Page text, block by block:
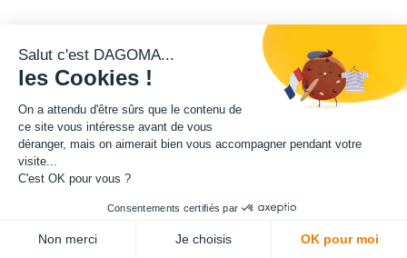
Salut c'est DAGOMA...
les Cookies !
On a attendu d'être sûrs que le contenu de
ce site vous intéresse avant de vous
déranger, mais on aimerait bien vous accompagner pendant votre
visite...
C'est OK pour vous ?
Consentements certifiés par
Non merci Je choisis OK pour moi